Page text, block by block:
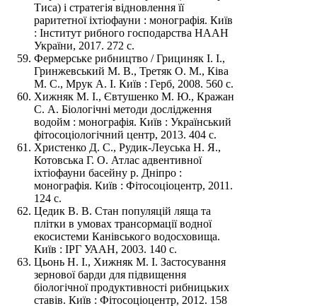
Тиса) і стратегія відновлення її
раритетної іхтіофауни : монографія. Київ
: Інститут рибного господарства НААН
України, 2017. 272 с.
Фермерське рибництво / Грициняк І. І.,
Гринжевський М. В., Третяк О. М., Ківа
М. С., Мрук А. І. Київ : Герб, 2008. 560 с.
Хижняк М. І., Євтушенко М. Ю., Кражан
С. А. Біологічні методи дослідження
водойм : монографія. Київ : Український
фітосоціологічний центр, 2013. 404 с.
Христенко Д. С., Рудик-Леуська Н. Я.,
Котовська Г. О. Атлас адвентивної
іхтіофауни басейну р. Дніпро :
монографія. Київ : Фітосоціоцентр, 2011.
124 с.
Цедик В. В. Стан популяцій ляща та
плітки в умовах трансормації водної
екосистеми Канівського водосховища.
Київ : ІРГ УААН, 2003. 140 с.
Цьонь Н. І., Хижняк М. І. Застосування
зернової барди для підвищення
біологічної продуктивності рибницьких
ставів. Київ : Фітосоціоцентр, 2012. 158